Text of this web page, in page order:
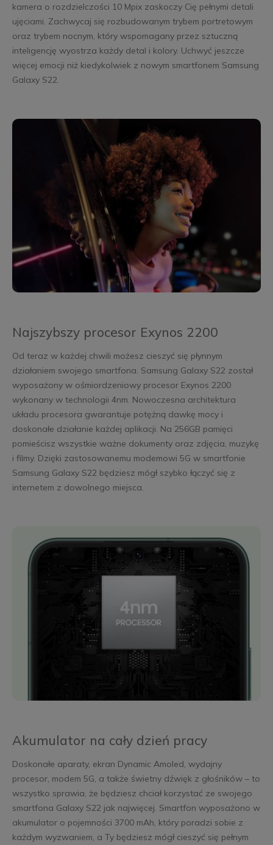
kamera o rozdzielczości 10 Mpix zaskoczy Cię pełnymi detali
ujęciami. Zachwycaj się rozbudowanym trybem portretowym
oraz trybem nocnym, który wspomagany przez sztuczną
inteligencję wyostrza każdy detal i kolory. Uchwyć jeszcze
więcej emocji niż kiedykolwiek z nowym smartfonem Samsung
Galaxy S22.
Najszybszy procesor Exynos 2200
Od teraz w każdej chwili możesz cieszyć się płynnym
działaniem swojego smartfona. Samsung Galaxy S22 został
wyposażony w ośmiordzeniowy procesor Exynos 2200
wykonany w technologii 4nm. Nowoczesna architektura
układu procesora gwarantuje potężną dawkę mocy i
doskonałe działanie każdej aplikacji. Na 256GB pamięci
pomieścisz wszystkie ważne dokumenty oraz zdjęcia, muzykę
i filmy. Dzięki zastosowanemu modemowi 5G w smartfonie
Samsung Galaxy S22 będziesz mógł szybko łączyć się z
internetem z dowolnego miejsca.
Akumulator na cały dzień pracy
Doskonałe aparaty, ekran Dynamic Amoled, wydajny
procesor, modem 5G, a także świetny dźwięk z głośników – to
wszystko sprawia, że będziesz chciał korzystać ze swojego
smartfona Galaxy S22 jak najwięcej. Smartfon wyposażono w
akumulator o pojemności 3700 mAh, który poradzi sobie z
każdym wyzwaniem, a Ty będziesz mógł cieszyć się pełnym